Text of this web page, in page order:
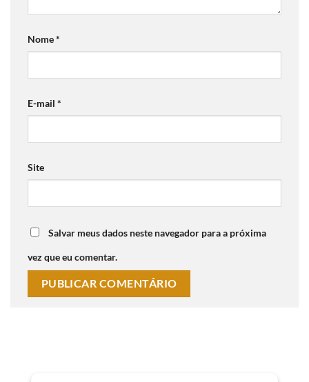
Nome*
E-mail *
Site
Salvar meus dados neste navegador para a próxima
vez que eu comentar.